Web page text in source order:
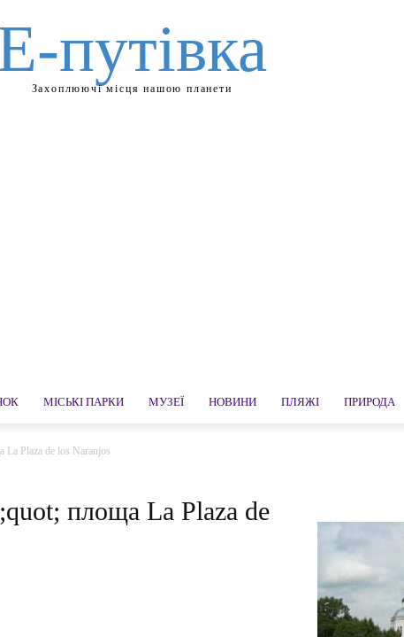
путівка
Захоплюючі місця нашою планети
МІСЬКІ ПАРКИ МУЗЕЇ НОВИНИ ПЛЯЖІ ПРИРОДА
La Plaza de los Naranjos
площа La Plaza de